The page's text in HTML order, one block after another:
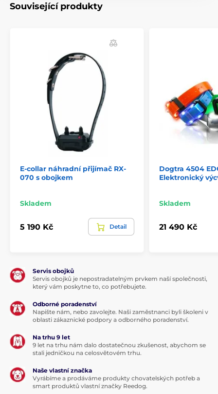
Související produkty
E-collar náhradní přijímač RX-
070 s obojkem
Skladem
5 190 Kč Detail
Dogtra 4504
Elektronický
Skladem
21 490 Kč
Servis obojků
Servis obojků je nepostradatelným prvkem naší společnosti,
který vám poskytne to, co potřebujete.
Odborné poradenství
Napište nám, nebo zavolejte. Naši zaměstnanci byli školeni v
oblasti zákaznické podpory a odborného poradenství.
Na trhu 9 let
9 let na trhu nám dalo dostatečnou zkušenost, abychom se
stali jedničkou na celosvětovém trhu.
Naše vlastní značka
Vyrábíme a prodáváme produkty chovatelských potřeb a
smart produktů vlastní značky Reedog.